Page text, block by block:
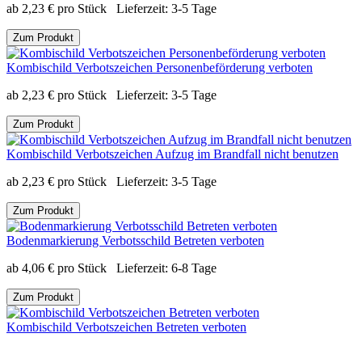
ab 2,23 € pro Stück Lieferzeit: 3-5 Tage
Zum Produkt
Kombischild Verbotszeichen Personenbeförderung verboten
ab 2,23 € pro Stück Lieferzeit: 3-5 Tage
Zum Produkt
Kombischild Verbotszeichen Aufzug im Brandfall nicht benutzen
ab 2,23 € pro Stück Lieferzeit: 3-5 Tage
Zum Produkt
Bodenmarkierung Verbotsschild Betreten verboten
ab 4,06 € pro Stück Lieferzeit: 6-8 Tage
Zum Produkt
Kombischild Verbotszeichen Betreten verboten